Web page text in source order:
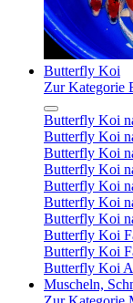
Butterfly Koi
Zur Kategorie
Butterfly Koi
Butterfly Koi
Butterfly Koi
Butterfly Koi
Butterfly Koi
Butterfly Koi
Butterfly Koi
Butterfly Koi
Butterfly Koi
Butterfly Koi
Muscheln,